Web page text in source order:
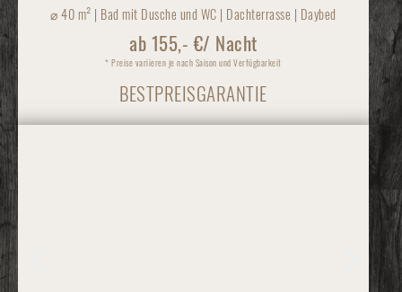
⌀40 m² | Bad mit Dusche und WC | Dachterrasse | Daybed
ab 155,- €/ Nacht
* Preise variieren je nach Saison und Verfügbarkeit
BESTPREISGARANTIE